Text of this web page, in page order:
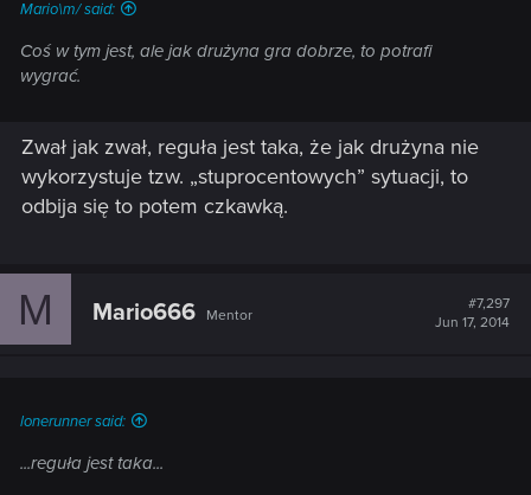
Mario\m/ said:
Coś w tym jest, ale jak drużyna gra dobrze, to potrafi
wygrać.
Zwał jak zwał, reguła jest taka, że jak drużyna nie
wykorzystuje tzw. „stuprocentowych” sytuacji, to
odbija się to potem czkawką.
M Mario666 Mentor
#7,297
Jun 17, 2014
lonerunner said:
...reguła jest taka...